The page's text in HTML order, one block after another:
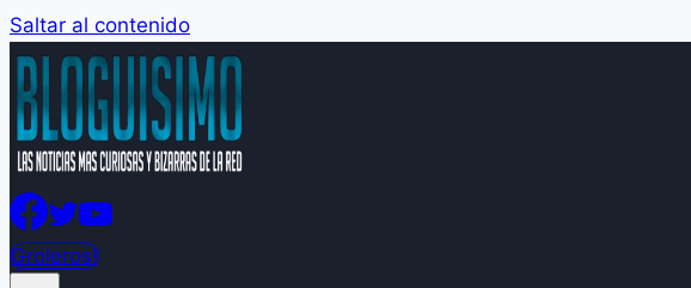
Saltar al contenido
Groleros!